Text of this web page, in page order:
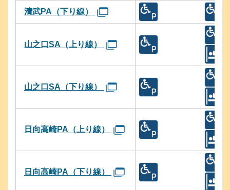
清武PA（下り線）
山之口SA（上り線）
山之口SA（下り線）
日向高崎PA（上り線）
日向高崎PA（下り線）